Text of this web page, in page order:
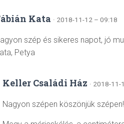
Kata · 2018-11-12 – 09:18
szép és sikeres napot, jó
Petya
Keller Családi Ház · 2018-11-
Nagyon szépen köszönjük szépen!